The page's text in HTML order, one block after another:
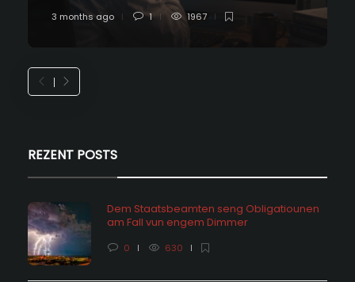
3 months ago 1 1967
REZENT POSTS
Dem Staatsbeamten seng Obligatiounen
am Fall vun engem Dimmer
0 630